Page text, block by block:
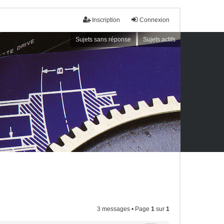
Connexion
Inscription
Sujets sans réponse Sujets actifs
3 messages • Page 1 sur 1